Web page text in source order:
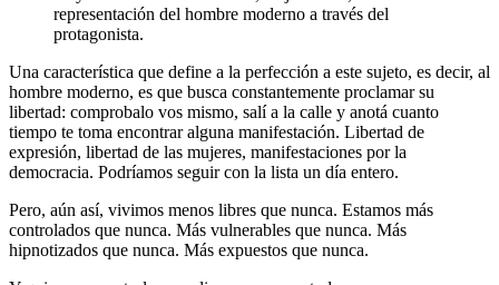
representación del hombre moderno a través del
protagonista.
Una característica que define a la perfección a este sujeto, es decir, al
hombre moderno, es que busca constantemente proclamar su
libertad: comprobalo vos mismo, salí a la calle y anotá cuanto
tiempo te toma encontrar alguna manifestación. Libertad de
expresión, libertad de las mujeres, manifestaciones por la
democracia. Podríamos seguir con la lista un día entero.
Pero, aún así, vivimos menos libres que nunca. Estamos más
controlados que nunca. Más vulnerables que nunca. Más
hipnotizados que nunca. Más expuestos que nunca.